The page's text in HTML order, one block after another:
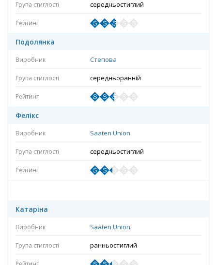
середньостиглий
Подолянка
Степова
середньоранній
Фелікс
Saaten Union
середньостиглий
Катаріна
Saaten Union
ранньостиглий